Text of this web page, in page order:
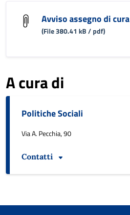
Avviso assegno di cura
(File 380.41 kB / pdf)
A cura di
Politiche Sociali
Via A. Pecchia, 90
Contatti